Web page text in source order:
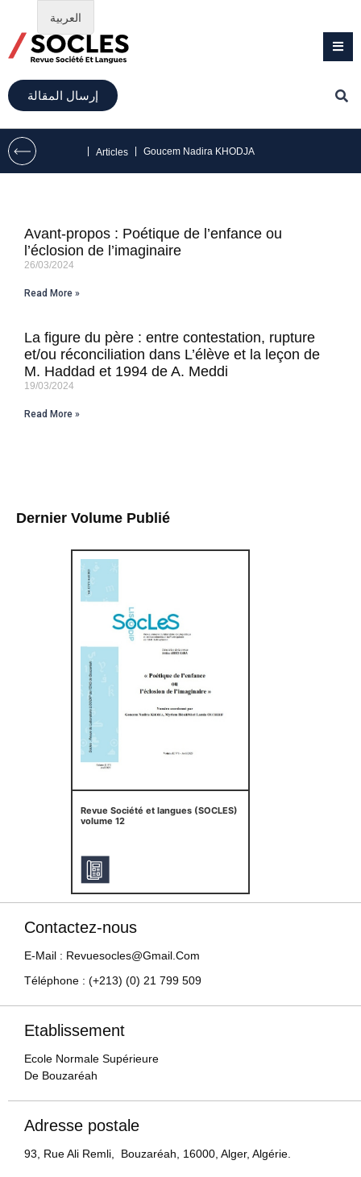
إرسال المقالة
Articles Goucem Nadira KHODJA
Dernier Volume Publié
Revue Société et langues (SOCLES)
volume 12
Avant-propos : Poétique de l’enfance ou
l’éclosion de l’imaginaire
26/03/2024
Read More »
La figure du père : entre contestation, rupture
et/ou réconciliation dans L’élève et la leçon de
M. Haddad et 1994 de A. Meddi
19/03/2024
Read More »
Contactez-nous
E-Mail : Revuesocles@gmail.com
Téléphone : (+213) (0) 21 799 509
Etablissement
Ecole Normale Supérieure
De Bouzaréah
Adresse postale
93, Rue Ali Remli, Bouzaréah, 16000, Alger, Algérie.
العربية